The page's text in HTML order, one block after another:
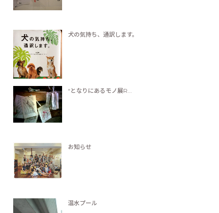
犬の気持ち、通訳します。
“となりにあるモノ展R...
お知らせ
温水プール